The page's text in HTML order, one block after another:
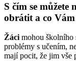
S čím se můžete
obrátit a co
Žáci mohou školního
problémy s učením,
mají pocit, že jim vše